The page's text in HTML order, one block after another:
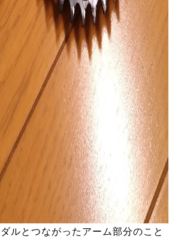
ルとつながったアーム部分のこと